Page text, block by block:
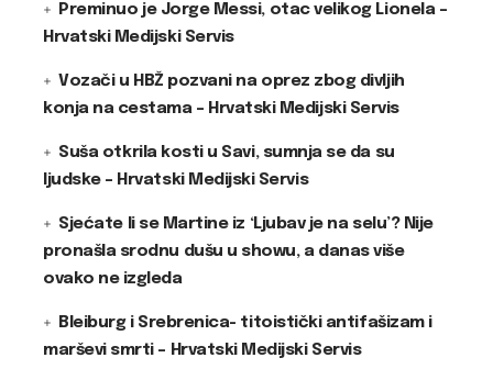
Preminuo je Jorge Messi, otac velikog Lionela –
Hrvatski Medijski Servis
Vozači u HBŽ pozvani na oprez zbog divljih
konja na cestama – Hrvatski Medijski Servis
Suša otkrila kosti u Savi, sumnja se da su
ljudske – Hrvatski Medijski Servis
Sjećate li se Martine iz ‘Ljubav je na selu’? Nije
pronašla srodnu dušu u showu, a danas više
ovako ne izgleda
Bleiburg i Srebrenica- titoistički antifašizam i
marševi smrti – Hrvatski Medijski Servis